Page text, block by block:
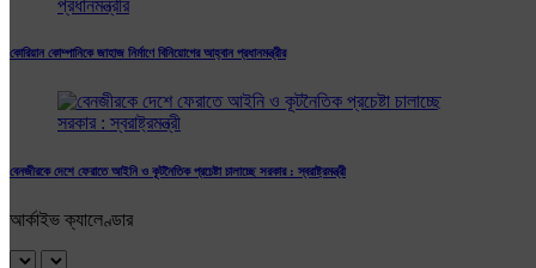
কোরিয়ান কোম্পানিকে জাহাজ নির্মাণে বিনিয়োগের আহ্বান প্রধানমন্ত্রীর
বেনজীরকে দেশে ফেরাতে আইনি ও কূটনৈতিক প্রচেষ্টা চালাচ্ছে সরকার : স্বরাষ্ট্রমন্ত্রী
আর্কাইভ ক্যালেণ্ডার